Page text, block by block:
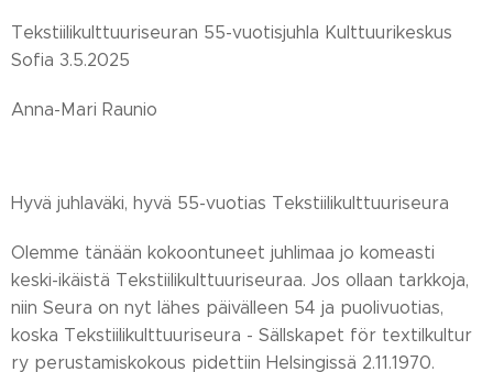
Tekstiilikulttuuriseuran 55-vuotisjuhla Kulttuurikeskus
Sofia 3.5.2025
Anna-Mari Raunio
Hyvä juhlaväki, hyvä 55-vuotias Tekstiilikulttuuriseura
Olemme tänään kokoontuneet juhlimaa jo komeasti
keski-ikäistä Tekstiilikulttuuriseuraa. Jos ollaan tarkkoja,
niin Seura on nyt lähes päivälleen 54 ja puolivuotias,
koska Tekstiilikulttuuriseura - Sällskapet för textilkultur
ry perustamiskokous pidettiin Helsingissä 2.11.1970.